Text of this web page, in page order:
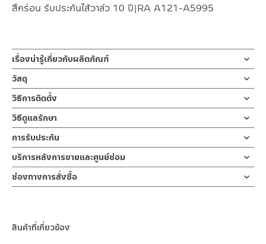
สึกร่อน รับประกันไส้วาล์ว 10 ปี|RA A121-A5995
เรื่องน่ารู้เกี่ยวกับผลิตภัณฑ์
ก๊อกน้ำ ก๊อกน้ำอ่างล้างหน้า ก๊อกอ่างล้างมือ แบบน้ำเย็น ผลิตจากส
แตนเลส เกรด 304 สีด้าน ก้านเปิด-ปิดแบบก้านปัดขวา ขนาดความ
ยาวของปากก๊อก 13 ซม. ตัวล็อกใต้ฐานก๊อก ผลิตจากทองเหลือง
แข็งแรง ไม่สึกร่อน รับประกันไส้วาล์ว 10 ปี
ก๊อกน้ำล้างหน้า ก๊อกน้ำล้างมือแบบน้ำเย็น ผลิตจากสแตนเลส เกรด 304
สีด้าน ทนทานแข็งแรง ต้านการกัดกร่อนสูง และไม่ขึ้นสนิม ไม่เป็นรอย
คราบน้ำ ปากก๊อกยาวทำองศาการปล่อยน้ำได้อย่างเหมาะสม สะดวกต่อ
การชำระล้าง น้ำไม่กระเด็นออกนอกอ่าง เหมาะกับอ่างล้างหน้าขนาด
เล็ก-กลาง การเปิดน้ำออกแบบมือจับเป็นแบบปัดขวา ติดตั้งง่ายด้วยตัว
10 ปี เต็ม
วัสดุ
ตัวก๊อก
ผลิตจากสแตนเลส 304
วิธีการติดตั้ง
ข้อแนะนำในการติดตั้ง
ฝักบัว และ ชุดสายฉีดชำระ
สำหรับการติดตั้งใหม่ ให้ไล่ฝุ่น เศษทราย เศษท่อ ออกจากท่อน้ำก่อนติด
ตั้งสินค้า โดยปล่อยน้ำให้ไหลออกจากท่อนาน 1 นาที เพื่อให้แรงน้ำพัด
พาเศษละอองต่างๆ ออกจากท่อน้ำ มิเช่นนั้นสิ่งสกปรกจะเข้าไปภายใน
สินค้าและสร้างความเสียหายได้ หากตรวจพบเศษละอองต่างๆในสินค้า
จะไม่อยู่ในเงื่อนไขการรับประกัน
วิธีดูแลรักษา
คำแนะนำในการดูแลรักษาผลิตภัณฑ์
1. ไม่ทำสินค้าให้เกิดความเสียหายอื่น ๆ นอกจากการใช้งานปกติ เช่นไม่
ทำตก ไม่งัดหรือโยกสินค้าแรงๆ
2. ทำความสะอาดสินค้าโดยการใช้ผ้านุ่มๆชุบน้ำหมาดๆแล้วเช็ดให้แห้ง
3. ห้ามใช้สารเคมีที่มีฤทธิ์เป็นกรด ในการทำความสะอาด เนื่องจากผิว
บนตัวสินค้า ซึ่งจะสร้างความเสียหายให้เกิดขึ้นกับผิวของสินค้าได้
การรับประกัน
รับประกันไส้วาล์ว ไม่รั่วซึม 10 ปี
บริการหลังการขายและศูนย์ซ่อม
ช่องทางออนไลน์
– Email: contact@charnpaiboon.com
ช่องทางการสั่งซื้อ
ร้านค้าออนไลน์ของชาญไพบูลย์ / Charnpaiboon Online Store
สินค้าที่เกี่ยวข้อง